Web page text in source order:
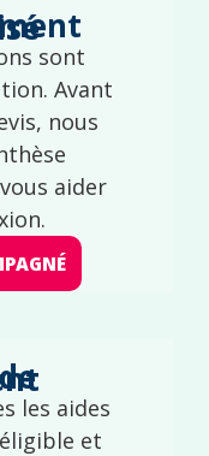
sont
Avant
nous
aider
les aides
et